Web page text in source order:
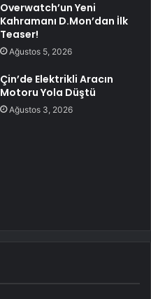
Overwatch’un Yeni
Kahramanı D.Mon’dan İlk
Teaser!
Ağustos 5, 2026
Çin’de Elektrikli Aracın
Motoru Yola Düştü
Ağustos 3, 2026